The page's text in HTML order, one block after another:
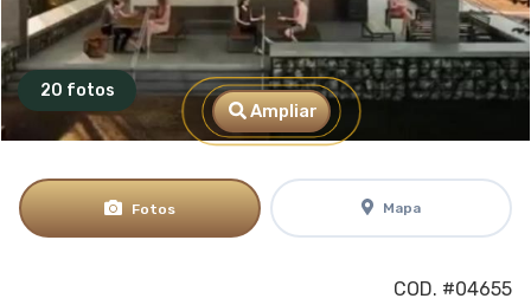
20 fotos
Ampliar
Fotos Mapa
COD. #04655